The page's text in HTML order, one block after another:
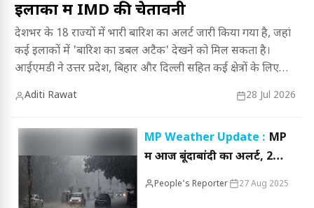
इलाकों में IMD की चेतावनी
देशभर के 18 राज्यों में भारी बारिश का अलर्ट जारी किया गया है, जहां
कई इलाकों में 'बारिश का डबल अटैक' देखने को मिल सकता है।
आईएमडी ने उत्तर प्रदेश, बिहार और दिल्ली सहित कई क्षेत्रों के लिए
उपायों के लिए पढ़ें यह विस्तृत खबर।
Aditi Rawat 28 Jul 2026
MP Weather Update : MP
में आज बूंदाबांदी का अलर्ट, 28
अगस्त से भारी बारिश का नया
People's Reporter 27 Aug 2025